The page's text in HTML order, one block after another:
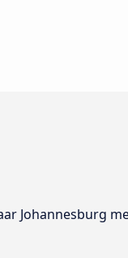
Johannesburg